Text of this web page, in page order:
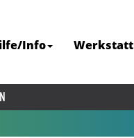
Info Werkstatt